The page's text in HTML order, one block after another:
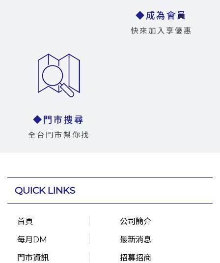
◆成為會員
快來加入享優惠
◆門市搜尋
全台門市幫你找
QUICK LINKS
首頁
公司簡介
每月DM
最新消息
門市資訊
招募招商